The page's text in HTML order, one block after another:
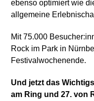
ebenso optimiert wie
allgemeine
Mit 75.000
Rock im Park in
Festivalwochenende.
Und jetzt das
am Ring und 27. von